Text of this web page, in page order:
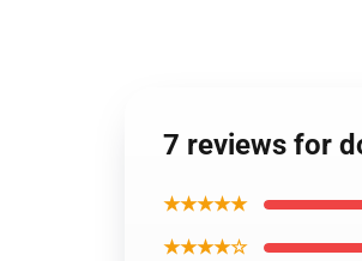
7 reviews for
★★★★★
★★★★☆